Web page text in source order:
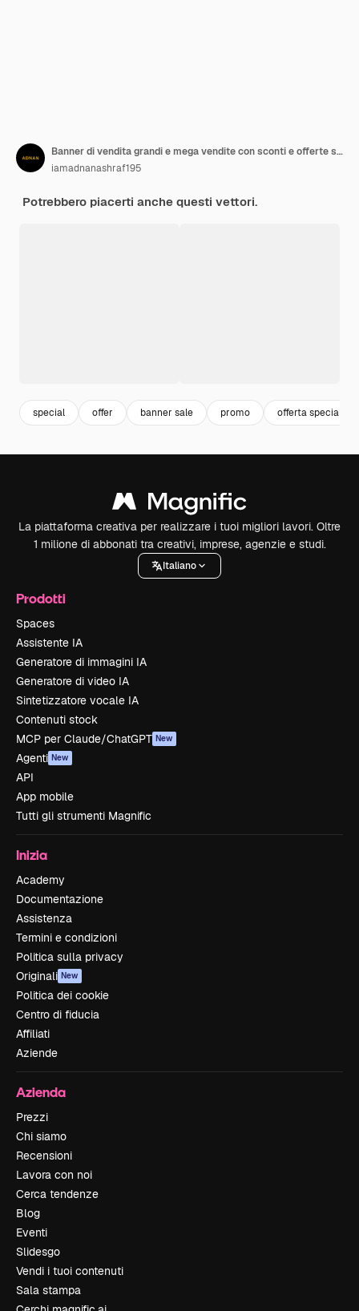
Banner di vendita grandi e mega vendite con sconti e offerte speciali vettoriali di Black Friday
iamadnanashraf195
Potrebbero piacerti anche questi vettori.
special offer banner sale promo offerta speciale
La piattaforma creativa per realizzare i tuoi migliori lavori. Oltre
1 milione di abbonati tra creativi, imprese, agenzie e studi.
Italiano
Prodotti
Spaces
Assistente IA
Generatore di immagini IA
Generatore di video IA
Sintetizzatore vocale IA
Contenuti stock
MCP per Claude/ChatGPT New
Agenti New
API
App mobile
Tutti gli strumenti Magnific
Inizia
Academy
Documentazione
Assistenza
Termini e condizioni
Politica sulla privacy
Originali New
Politica dei cookie
Centro di fiducia
Affiliati
Aziende
Azienda
Prezzi
Chi siamo
Recensioni
Lavora con noi
Cerca tendenze
Blog
Eventi
Slidesgo
Vendi i tuoi contenuti
Sala stampa